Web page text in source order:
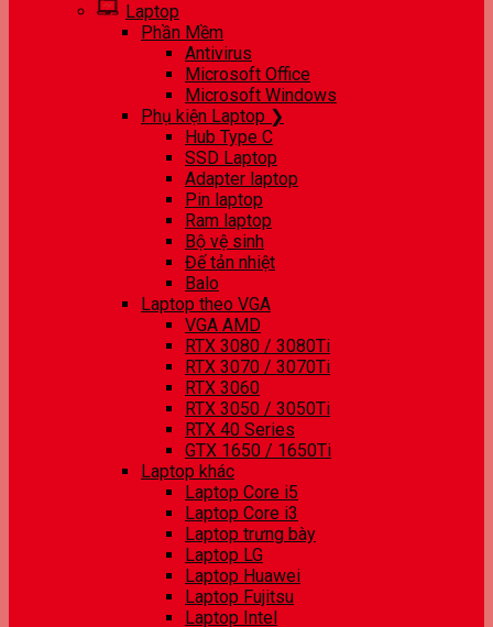
Laptop
Phần Mềm
Antivirus
Microsoft Office
Microsoft Windows
Phụ kiện Laptop ❯
Hub Type C
SSD Laptop
Adapter laptop
Pin laptop
Ram laptop
Bộ vệ sinh
Đế tản nhiệt
Balo
Laptop theo VGA
VGA AMD
RTX 3080 / 3080Ti
RTX 3070 / 3070Ti
RTX 3060
RTX 3050 / 3050Ti
RTX 40 Series
GTX 1650 / 1650Ti
Laptop khác
Laptop Core i5
Laptop Core i3
Laptop trưng bày
Laptop LG
Laptop Huawei
Laptop Fujitsu
Laptop Intel